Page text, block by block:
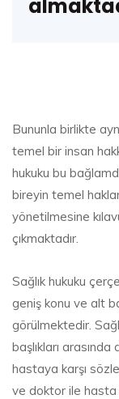
Bununla birlikte
temel bir insan
hukuku bu
bireyin temel
yönetilmesine
çıkmaktadır.
Sağlık hukuku
geniş konu ve alt
görülmektedir.
başlıkları
hastaya karşı
ve doktor ile hasta